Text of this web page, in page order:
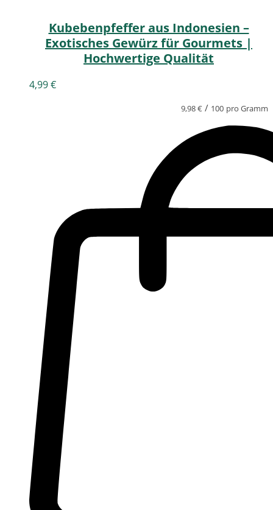
Kubebenpfeffer aus Indonesien –
Exotisches Gewürz für Gourmets |
Hochwertige Qualität
4,99€
9,98€ / 100 pro Gramm